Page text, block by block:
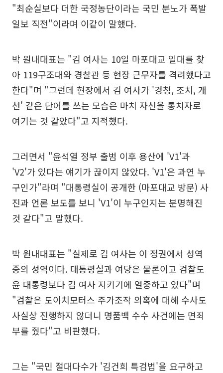
"최순실보다 더한 국정농단이라는 국민 분노가 폭발
일보 직전"이라며 이같이 말했다.
박 원내대표는 "김 여사는 10일 마포대교 일대를 찾
아 119구조대와 경찰관 등 현장 근무자를 격려했다고
한다"며 "그런데 현장에서 김 여사가 '경청, 조치, 개
선' 같은 단어를 쓰는 모습은 마치 자신을 통치자로
여기는 것 같았다"고 지적했다.
그러면서 "윤석열 정부 출범 이후 용산에 'V1'과
'V2'가 있다는 얘기가 끊이지 않았다. 'V1'은 과연 누
구인가"라며 "대통령실이 공개한 (마포대교 방문) 사
진과 언론 보도를 보니 'V1'이 누구인지는 분명해진
것 같다"고 말했다.
박 원내대표는 "실제로 김 여사는 이 정권에서 성역
중의 성역이다. 대통령실과 여당은 물론이고 검찰도
윤 대통령보다 김 여사 지키기에 열중하고 있다"며
"검찰은 도이치모터스 주가조작 의혹에 대해 수사도
사실상 진행하지 않더니 명품백 수수 사건에는 면죄
부를 줬다"고 비판했다.
그는 "국민 절대다수가 '김건희 특검법'을 요구하고